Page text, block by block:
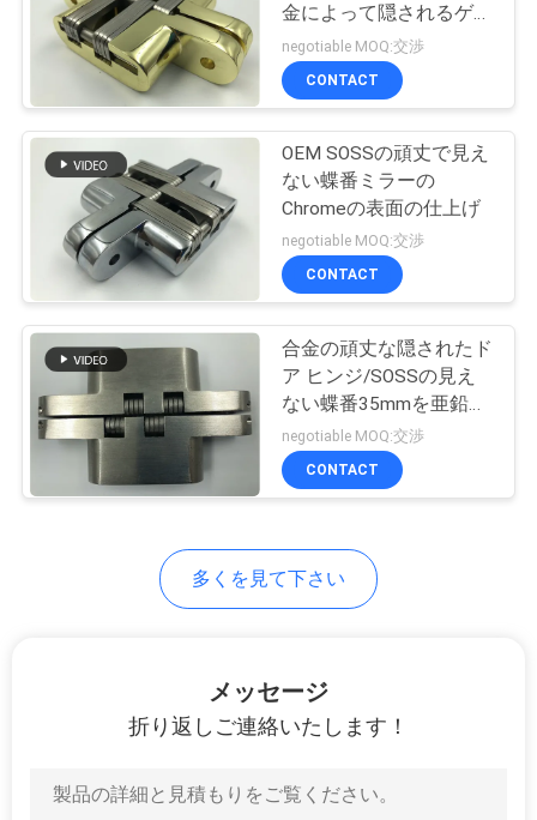
正方形のドア ヒン
ジ
13
ほぞ穴ロック シリ
ンダー
ステンレス鋼のド
金によって隠されるゲー
トの蝶番25kgのローデ
ィング蝶番を付けます
negotiable MOQ:交渉
CONTACT
OEM SOSSの頑丈で見え
ない蝶番ミラーの
Chromeの表面の仕上げ
negotiable MOQ:交渉
CONTACT
合金の頑丈な隠されたド
ア ヒンジ/SOSSの見え
ない蝶番35mmを亜鉛で
メッキして下さい
negotiable MOQ:交渉
CONTACT
多くを見て下さい
メッセージ
折り返しご連絡いたします！